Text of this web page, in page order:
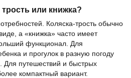
или книжка?
Коляска-трость обычно
а «книжка» часто имеет
функционал. Для
и прогулок в разную погоду
Для путешествий и быстрых
компактный вариант.